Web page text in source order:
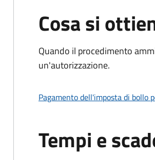
Cosa si
Quando il procedimento
un'autorizzazione.
Pagamento dell'imposta di bollo
Tempi e